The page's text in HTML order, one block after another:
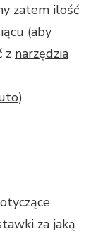
zatem ilość
(aby
z narzędzia
)
za jaką